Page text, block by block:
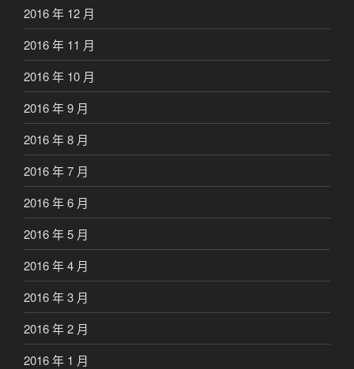
2016 年 12 月
2016 年 11 月
2016 年 10 月
2016 年 9 月
2016 年 8 月
2016 年 7 月
2016 年 6 月
2016 年 5 月
2016 年 4 月
2016 年 3 月
2016 年 2 月
2016 年 1 月